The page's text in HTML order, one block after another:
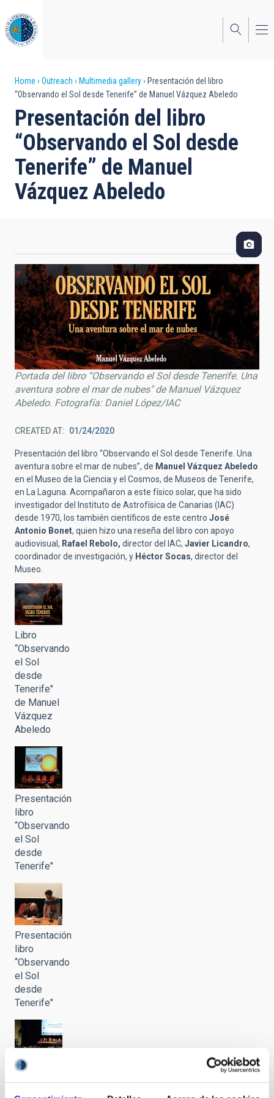
to
main
content
Breadcrumb
Home Outreach Multimedia gallery
Presentación del libro
“Observando el Sol desde Tenerife” de Manuel Vázquez Abeledo
Presentación del libro
“Observando el Sol desde
Tenerife” de Manuel
Vázquez Abeledo
Portada del libro “Observando el Sol desde Tenerife. Una
aventura sobre el mar de nubes" de Manuel Vázquez
Abeledo. Fotografía: Daniel López/IAC
CREATED AT 01/24/2020
Presentación del libro “Observando el Sol desde Tenerife. Una
aventura sobre el mar de nubes”, de Manuel Vázquez Abeledo
en el Museo de la Ciencia y el Cosmos, de Museos de Tenerife,
en La Laguna. Acompañaron a este físico solar, que ha sido
investigador del Instituto de Astrofísica de Canarias (IAC)
desde 1970, los también científicos de este centro José
Antonio Bonet, quien hizo una reseña del libro con apoyo
audiovisual, Rafael Rebolo, director del IAC, Javier Licandro,
coordinador de investigación, y Héctor Socas, director del
Museo.
Libro
“Observando
el Sol
desde
Tenerife"
de Manuel
Vázquez
Abeledo
Presentación
libro
“Observando
el Sol
desde
Tenerife"
Presentación
libro
“Observando
el Sol
desde
Tenerife"
Presentación
libro